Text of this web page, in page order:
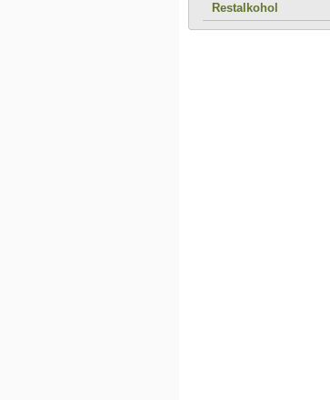
Restalkohol